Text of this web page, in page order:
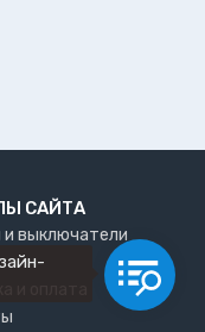
САЙТА
и выключатели
и оплата